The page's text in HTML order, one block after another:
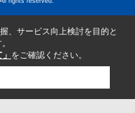
、サービス向上検討を目的と
をご確認ください。